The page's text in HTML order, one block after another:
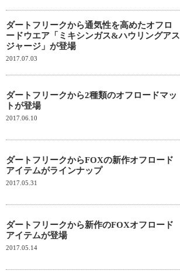
ダートフリークから通気性を高めたオフロ
ードウエア「ミキシンガス&ハウリングアス
ジャージ」が登場
2017.07.03
ダートフリークから2種類のオフロードマッ
トが登場
2017.06.10
ダートフリークからFOXの新作オフロード
アイテムがラインナップ
2017.05.31
ダートフリークから新作のFOXオフロード
アイテムが登場
2017.05.14